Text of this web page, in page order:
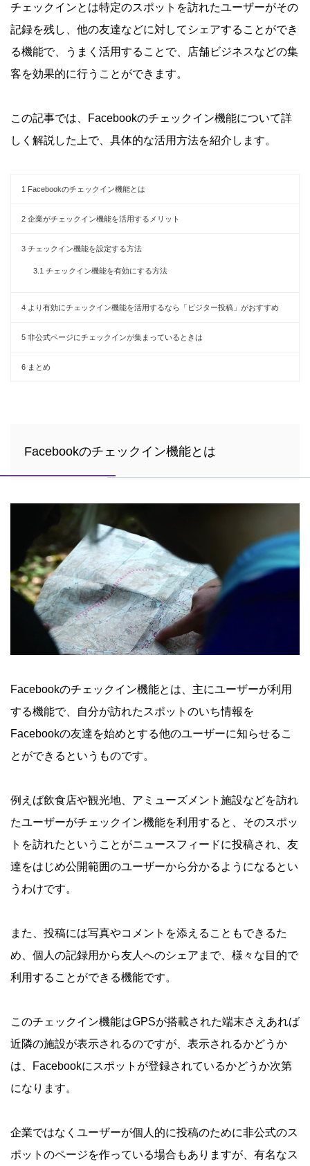
チェックインとは特定のスポットを訪れたユーザーがその
記録を残し、他の友達などに対してシェアすることができ
る機能で、うまく活用することで、店舗ビジネスなどの集
客を効果的に行うことができます。
この記事では、Facebookのチェックイン機能について詳
しく解説した上で、具体的な活用方法を紹介します。
1 Facebookのチェックイン機能とは
2 企業がチェックイン機能を活用するメリット
3 チェックイン機能を設定する方法
3.1 チェックイン機能を有効にする方法
4 より有効にチェックイン機能を活用するなら「ビジター投稿」がおすすめ
5 非公式ページにチェックインが集まっているときは
6 まとめ
Facebookのチェックイン機能とは
Facebookのチェックイン機能とは、主にユーザーが利用
する機能で、自分が訪れたスポットのいち情報を
Facebookの友達を始めとする他のユーザーに知らせるこ
とができるというものです。
例えば飲食店や観光地、アミューズメント施設などを訪れ
たユーザーがチェックイン機能を利用すると、そのスポッ
トを訪れたということがニュースフィードに投稿され、友
達をはじめ公開範囲のユーザーから分かるようになるとい
うわけです。
また、投稿には写真やコメントを添えることもできるた
め、個人の記録用から友人へのシェアまで、様々な目的で
利用することができる機能です。
このチェックイン機能はGPSが搭載された端末さえあれば
近隣の施設が表示されるのですが、表示されるかどうか
は、Facebookにスポットが登録されているかどうか次第
になります。
企業ではなくユーザーが個人的に投稿のために非公式のス
ポットのページを作っている場合もありますが、有名なス